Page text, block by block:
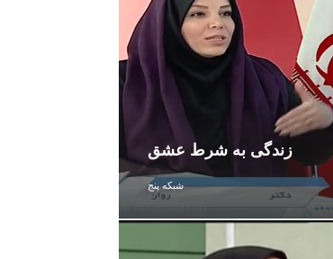
زندگی به شرط عشق
شبکه پنج